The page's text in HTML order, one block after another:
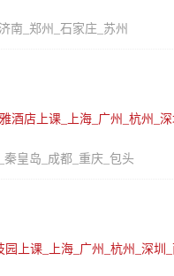
南_郑州_石家庄_苏州
酒店上课_上海_广州_杭州_深
皇岛_成都_重庆_包头
园上课_上海_广州_杭州_深圳